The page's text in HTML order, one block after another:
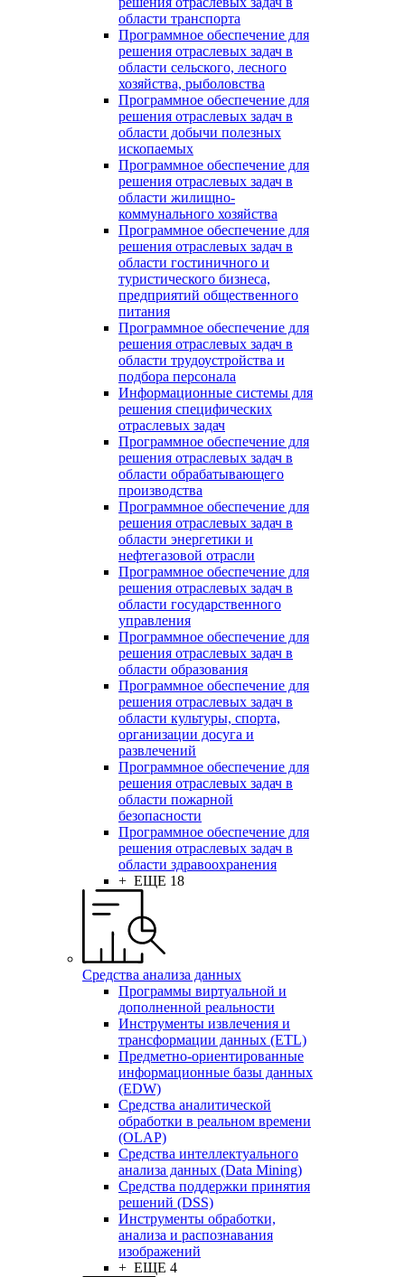
области транспорта
Программное обеспечение для
решения отраслевых задач в
области сельского, лесного
хозяйства, рыболовства
Программное обеспечение для
решения отраслевых задач в
области добычи полезных
ископаемых
Программное обеспечение для
решения отраслевых задач в
области жилищно-
коммунального хозяйства
Программное обеспечение для
решения отраслевых задач в
области гостиничного и
туристического бизнеса,
предприятий общественного
питания
Программное обеспечение для
решения отраслевых задач в
области трудоустройства и
подбора персонала
Информационные системы для
решения специфических
отраслевых задач
Программное обеспечение для
решения отраслевых задач в
области обрабатывающего
производства
Программное обеспечение для
решения отраслевых задач в
области энергетики и
нефтегазовой отрасли
Программное обеспечение для
решения отраслевых задач в
области государственного
управления
Программное обеспечение для
решения отраслевых задач в
области образования
Программное обеспечение для
решения отраслевых задач в
области культуры, спорта,
организации досуга и
развлечений
Программное обеспечение для
решения отраслевых задач в
области пожарной
безопасности
Программное обеспечение для
решения отраслевых задач в
области здравоохранения
+ ЕЩЕ 18
Средства анализа данных
Программы виртуальной и
дополненной реальности
Инструменты извлечения и
трансформации данных (ETL)
Предметно-ориентированные
информационные базы данных
(EDW)
Средства аналитической
обработки в реальном времени
(OLAP)
Средства интеллектуального
анализа данных (Data Mining)
Средства поддержки принятия
решений (DSS)
Инструменты обработки,
анализа и распознавания
изображений
+ ЕЩЕ 4